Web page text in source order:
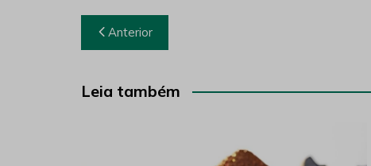
Navegação
de
Post
Anterior
Leia também